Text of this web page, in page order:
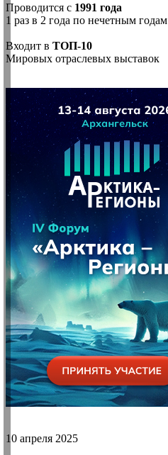
Проводится с 1991 года
1 раз в 2 года по нечетным годам
Входит в ТОП-10
Мировых отраслевых выставок
10 апреля 2025